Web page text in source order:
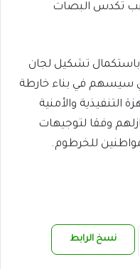
تكدس البصات
تشكيل لجان
سيسهم في بناء خارطة
والأمنية
وفقا لتوجيهات
للخرطوم.
نسخ الرابط